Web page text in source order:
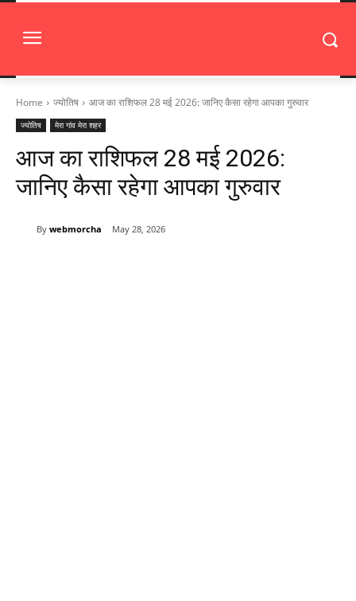
Home ज्योतिष आज का राशिफल 28 मई 2026: जानिए कैसा रहेगा आपका गुरुवार
ज्योतिष मेरा गांव मेरा शहर
आज का राशिफल 28 मई 2026:
जानिए कैसा रहेगा आपका गुरुवार
By webmorcha May 28, 2026